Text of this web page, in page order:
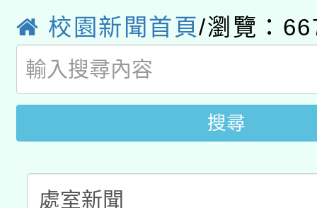
用水績優單位及節水達
動」
桃園市孔廟祈福系列
開 智慧啟航」
2026年桃園地景藝術
校園新聞首頁/瀏覽：
搜尋